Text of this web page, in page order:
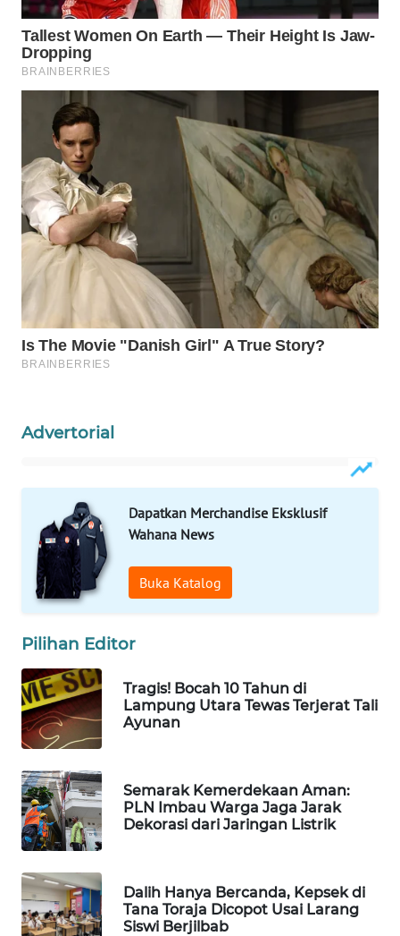
Advertorial
Dapatkan Merchandise Eksklusif
Wahana News
Buka Katalog
Pilihan Editor
Tragis! Bocah 10 Tahun di
Lampung Utara Tewas Terjerat Tali
Ayunan
Semarak Kemerdekaan Aman:
PLN Imbau Warga Jaga Jarak
Dekorasi dari Jaringan Listrik
Dalih Hanya Bercanda, Kepsek di
Tana Toraja Dicopot Usai Larang
Siswi Berjilbab
WAHANA
TRAVEL
TV
WAHANANEWS
ID
WAHANANEWS
CO ID
WAHANANEWS
WAHANA
WAHANA
SELEB
WAHANA
PERSONA
OTOMOTIF
WAHANA
HEALTH
DESA
WISATA
LAPAK
Wahana
Network